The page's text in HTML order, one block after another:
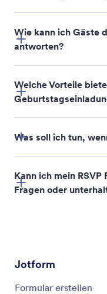
„Bitte um RSVP
„Teilen Sie uns
„Hier klicken, um
Wie kann ich Gäste
antworten?
Welche Vorteile
Was soll ich tun,
Kann ich mein
Fragen oder
Jotform
Formular erstellen